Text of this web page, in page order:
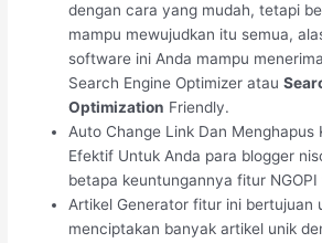
dengan cara yang mudah, tetapi
mampu mewujudkan itu semua,
software ini Anda mampu
Search Engine Optimizer atau
Optimization Friendly.
Auto Change Link Dan Menghapus
Efektif Untuk Anda para blogger
betapa keuntungannya fitur
Artikel Generator fitur ini bertujuan
menciptakan banyak artikel unik